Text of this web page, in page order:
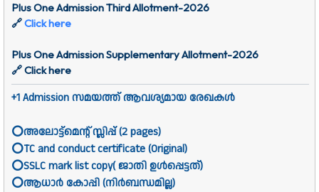
Plus One Admission Third Allotment-2026
🔗Click here
Plus One Admission Supplementary Allotment-2026
🔗 Click here
+1 Admission സമയത്ത് ആവശ്യമായ രേഖകൾ
⭕അലോട്ട്മെൻ്റ് സ്ലിപ്പ് (2 pages)
⭕TC and conduct certificate (Original)
⭕SSLC mark list copy( ജാതി ഉൾപ്പെട്ടത്)
⭕ആധാർ കോപ്പി (നിർബന്ധമില്ല)